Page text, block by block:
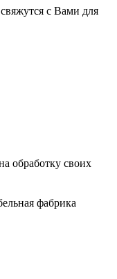
с Вами для
обработку своих
фабрика